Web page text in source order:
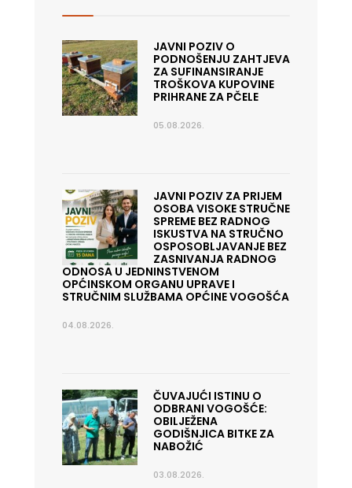
JAVNI POZIV O
PODNOŠENJU ZAHTJEVA
ZA SUFINANSIRANJE
TROŠKOVA KUPOVINE
PRIHRANE ZA PČELE
05.08.2026.
JAVNI POZIV ZA PRIJEM
OSOBA VISOKE STRUČNE
SPREME BEZ RADNOG
ISKUSTVA NA STRUČNO
OSPOSOBLJAVANJE BEZ
ZASNIVANJA RADNOG
ODNOSA U JEDNINSTVENOM
OPĆINSKOM ORGANU UPRAVE I
STRUČNIM SLUŽBAMA OPĆINE VOGOŠĆA
04.08.2026.
ČUVAJUĆI ISTINU O
ODBRANI VOGOŠĆE:
OBILJEŽENA
GODIŠNJICA BITKE ZA
NABOŽIĆ
03.08.2026.